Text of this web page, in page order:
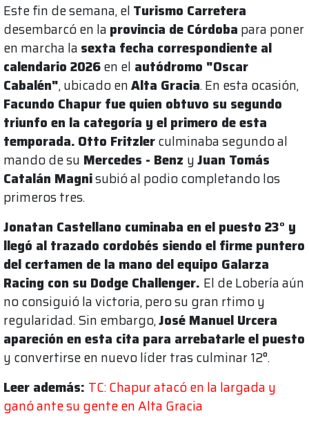
Este fin de semana, el Turismo Carretera
desembarcó en la provincia de Córdoba para poner
en marcha la sexta fecha correspondiente al
calendario 2026en el autódromo "Oscar
Cabalén", ubicado enAlta Gracia. En esta ocasión,
Facundo Chapur fue quien obtuvo su segundo
triunfo en la categoría y el primero de esta
temporada. Otto Fritzlerculminaba segundo al
mando de su Mercedes - Benz yJuan Tomás
Catalán Magnisubió al podio completando los
primeros tres.
Jonatan Castellano cuminaba en el puesto 23° y
llegó al trazado cordobés siendo el firme puntero
del certamen de la mano del equipo Galarza
Racing con su Dodge Challenger. El de Lobería aún
no consiguió la victoria, pero su gran rtimo y
regularidad. Sin embargo,José Manuel Urcera
apareción en esta cita para arrebatarle el puesto
y convertirse en nuevo líder tras culminar 12°.
Leer además: TC: Chapur atacó en la largada y
ganó ante su gente en Alta Gracia